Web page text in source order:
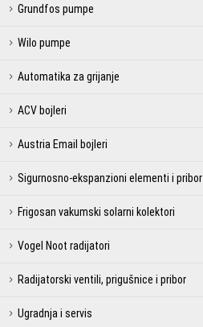
Grundfos pumpe
Wilo pumpe
Automatika za grijanje
ACV bojleri
Austria Email bojleri
Sigurnosno-ekspanzioni elementi i pribor
Frigosan vakumski solarni kolektori
Vogel Noot radijatori
Radijatorski ventili, prigušnice i pribor
Ugradnja i servis